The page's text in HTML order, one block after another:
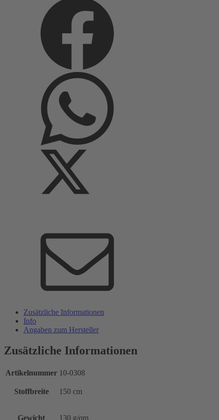
Zusätzliche Informationen
Info
Angaben zum Hersteller
Zusätzliche Informationen
Artikelnummer 10-0308
Stoffbreite 150 cm
Gewicht 130 g/qm